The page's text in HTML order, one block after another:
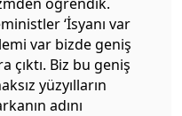
‘İsyanı var
var bizde geniş
çıktı. Biz bu geniş
yüzyılların
adını